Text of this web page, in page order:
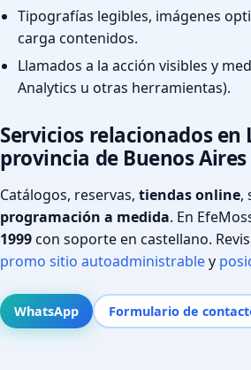
Tipografías legibles, imágenes
carga contenidos.
Llamados a la acción visibles y
Analytics u otras herramientas).
Servicios relacionados en
provincia de Buenos Aires
Catálogos, reservas, tiendas online,
programación a medida. En
1999con soporte en castellano.
promo sitio autoadministrabley
WhatsApp Formulario de